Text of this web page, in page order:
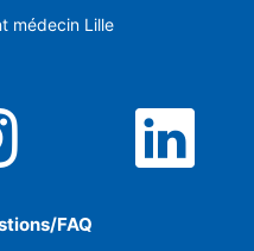
médecin Lille
FAQ